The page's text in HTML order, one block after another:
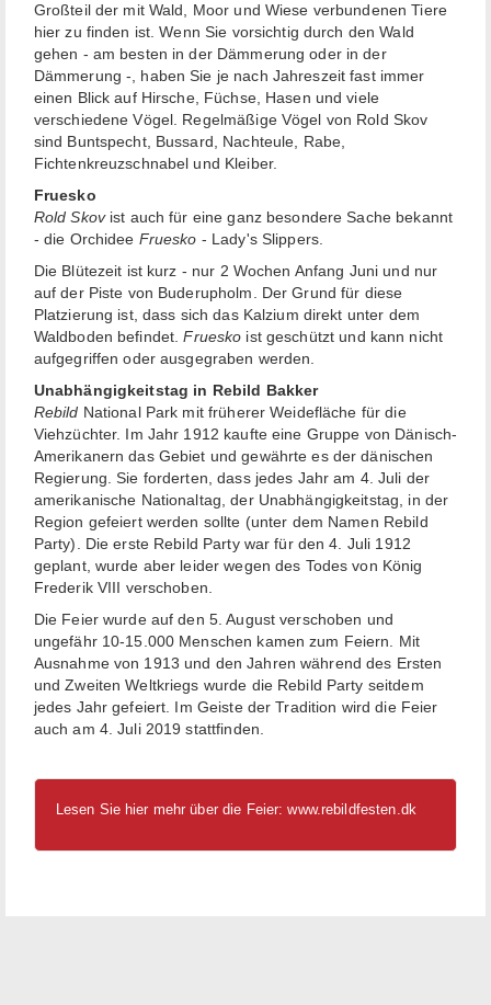
Großteil der mit Wald, Moor und Wiese verbundenen Tiere
hier zu finden ist. Wenn Sie vorsichtig durch den Wald
gehen - am besten in der Dämmerung oder in der
Dämmerung -, haben Sie je nach Jahreszeit fast immer
einen Blick auf Hirsche, Füchse, Hasen und viele
verschiedene Vögel. Regelmäßige Vögel von Rold Skov
sind Buntspecht, Bussard, Nachteule, Rabe,
Fichtenkreuzschnabel und Kleiber.
Fruesko
Rold Skovist auch für eine ganz besondere Sache bekannt
- die Orchidee Fruesko - Lady's Slippers.
Die Blütezeit ist kurz - nur 2 Wochen Anfang Juni und nur
auf der Piste von Buderupholm. Der Grund für diese
Platzierung ist, dass sich das Kalzium direkt unter dem
Waldboden befindet.Fruesko ist geschützt und kann nicht
aufgegriffen oder ausgegraben werden.
Unabhängigkeitstag in Rebild Bakker
Rebild National Park mit früherer Weidefläche für die
Viehzüchter. Im Jahr 1912 kaufte eine Gruppe von Dänisch-
Amerikanern das Gebiet und gewährte es der dänischen
Regierung. Sie forderten, dass jedes Jahr am 4. Juli der
amerikanische Nationaltag, der Unabhängigkeitstag, in der
Region gefeiert werden sollte (unter dem Namen Rebild
Party). Die erste Rebild Party war für den 4. Juli 1912
geplant, wurde aber leider wegen des Todes von König
Frederik VIII verschoben.
Die Feier wurde auf den 5. August verschoben und
ungefähr 10-15.000 Menschen kamen zum Feiern. Mit
Ausnahme von 1913 und den Jahren während des Ersten
und Zweiten Weltkriegs wurde die Rebild Party seitdem
jedes Jahr gefeiert. Im Geiste der Tradition wird die Feier
auch am 4. Juli 2019 stattfinden.
Lesen Sie hier mehr über die Feier:www.rebildfesten.dk